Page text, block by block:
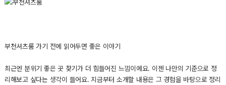
부천셔츠룸 가기 전에 읽어두면 좋은 이야기
최근엔 분위기 좋은 곳 찾기가 더 힘들어진 느낌이에요. 이젠 나만의 기준으로 정
리해보고 싶다는 생각이 들어요. 지금부터 소개할 내용은 그 경험을 바탕으로 정리